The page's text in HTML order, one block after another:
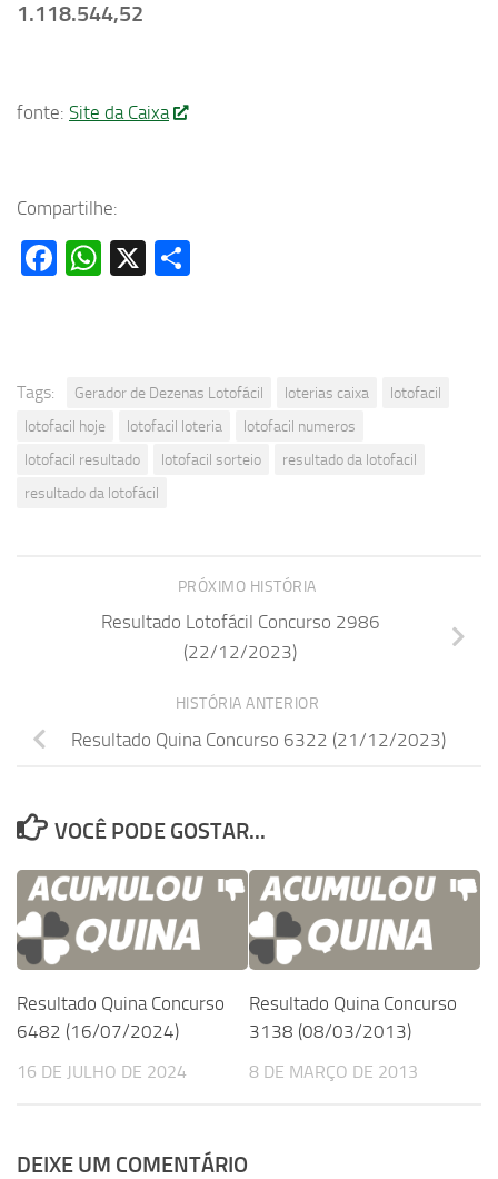
1.118.544,52
fonte: Site da Caixa
Compartilhe:
Facebook
WhatsApp
X
Tags: Gerador de Dezenas Lotofácil loterias caixa
lotofacil
lotofacil hoje
lotofacil loteria
lotofacil numeros
lotofacil resultado
lotofacil sorteio
resultado da lotofacil
resultado da lotofácil
PRÓXIMO HISTÓRIA
Resultado Lotofácil Concurso 2986
(22/12/2023)
HISTÓRIA ANTERIOR
Resultado Quina Concurso 6322 (21/12/2023)
VOCÊ PODE GOSTAR...
Resultado Quina Concurso
6482 (16/07/2024)
16 DE JULHO DE 2024
Resultado Quina Concurso
3138 (08/03/2013)
8 DE MARÇO DE 2013
DEIXE UM COMENTÁRIO